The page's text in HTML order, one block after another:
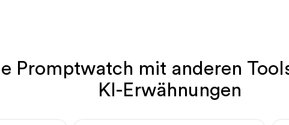
Promptwatch mit anderen
KI-Erwähnungen